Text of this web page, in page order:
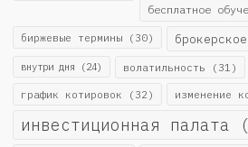
бесплатное
биржевые термины (30)
внутри дня (24) волатильность (31)
график котировок (32) изменение
инвестиционная палата